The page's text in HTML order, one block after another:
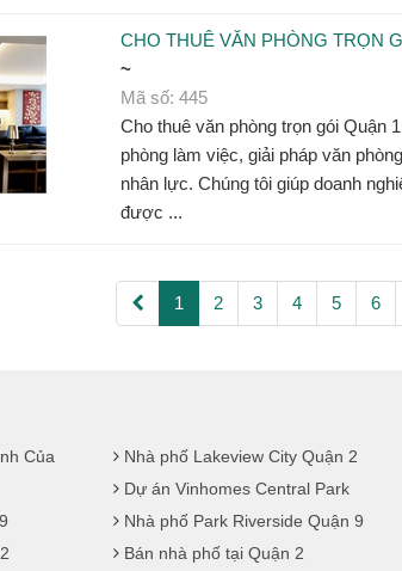
CHO THUÊ VĂN PHÒNG TRỌN
~
Mã số: 445
Cho thuê văn phòng trọn gói Quận
phòng làm việc, giải pháp văn
nhân lực. Chúng tôi giúp doanh
được ...
1 2 3 4 5 6
Của Nhà phố Lakeview City Quận 2
Dự án Vinhomes Central Park
Nhà phố Park Riverside Quận 9
Bán nhà phố tại Quận 2